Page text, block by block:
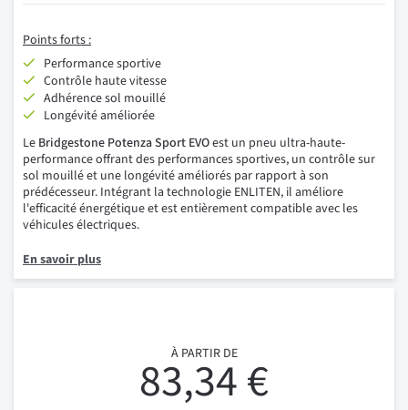
Points forts :
Performance sportive
Contrôle haute vitesse
Adhérence sol mouillé
Longévité améliorée
Le Bridgestone Potenza Sport EVOest un pneu ultra-haute-
performance offrant des performances sportives, un contrôle sur
sol mouillé et une longévité améliorés par rapport à son
prédécesseur. Intégrant la technologie ENLITEN, il améliore
l'efficacité énergétique et est entièrement compatible avec les
véhicules électriques.
En savoir plus
À PARTIR DE
83,34 €